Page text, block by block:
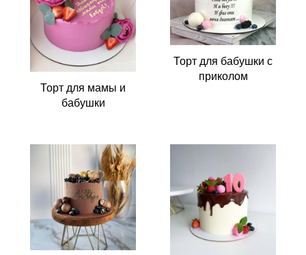
Торт для мамы и
бабушки
Торт для бабушки с
приколом